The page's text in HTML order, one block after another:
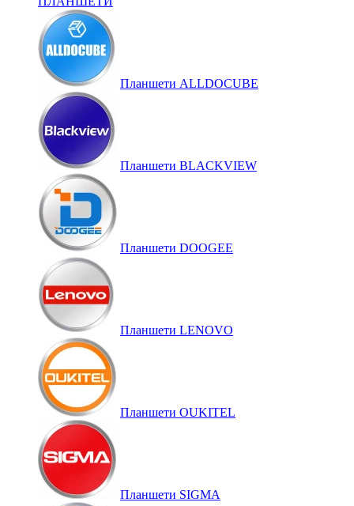
Планшети ALLDOCUBE
Планшети BLACKVIEW
Планшети DOOGEE
Планшети LENOVO
Планшети OUKITEL
Планшети SIGMA